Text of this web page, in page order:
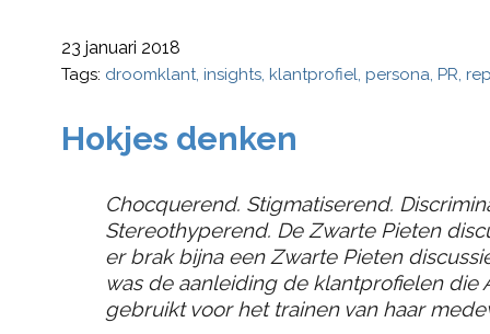
23 januari 2018
Tags: droomklant insights klantprofiel persona PR
Hokjes denken
Chocquerend. Stigmatiserend.
Stereothyperend. De Zwarte Pieten
er brak bijna een Zwarte Pieten
was de aanleiding de klantprofielen die
gebruikt voor het trainen van haar